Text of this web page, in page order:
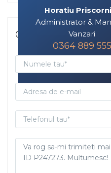
Horatiu
Administrator &
Vanzari
0364 889 555
Contacteaza-ma